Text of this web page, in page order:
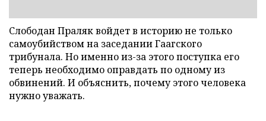
Слободан Праляк войдет в историю не только
самоубийством на заседании Гаагского
трибунала. Но именно из-за этого поступка его
теперь необходимо оправдать по одному из
обвинений. И объяснить, почему этого человека
нужно уважать.